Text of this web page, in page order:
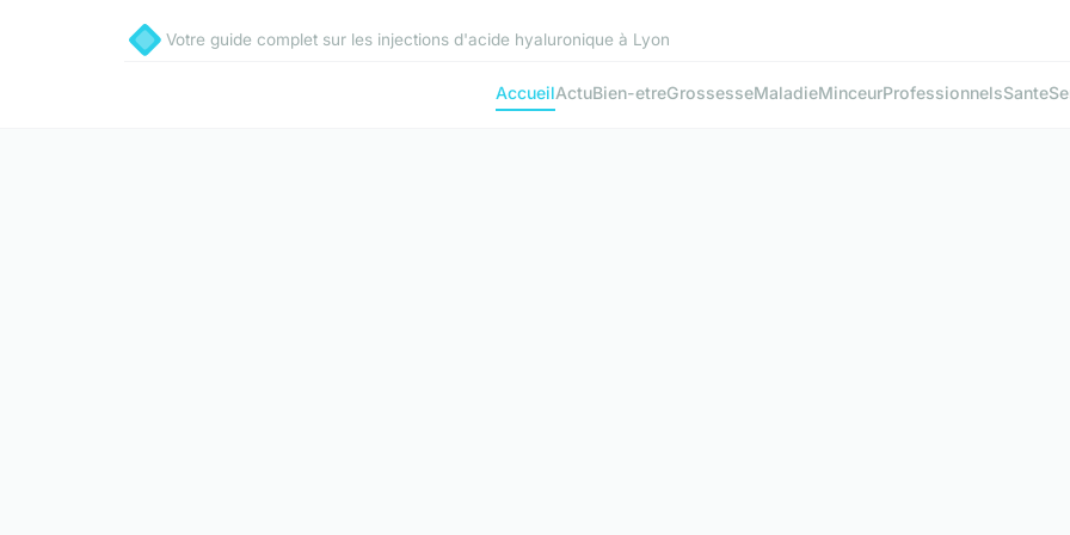
Votre guide complet sur les injections d'acide hyaluronique à Lyon
AccueilActuBien-etreGrossesseMaladieMinceurProfessionnelsSante